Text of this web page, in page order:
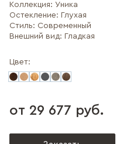
Коллекция: Уника
Остекление: Глухая
Стиль: Современный
Внешний вид: Гладкая
Цвет:
от 29 677 руб.